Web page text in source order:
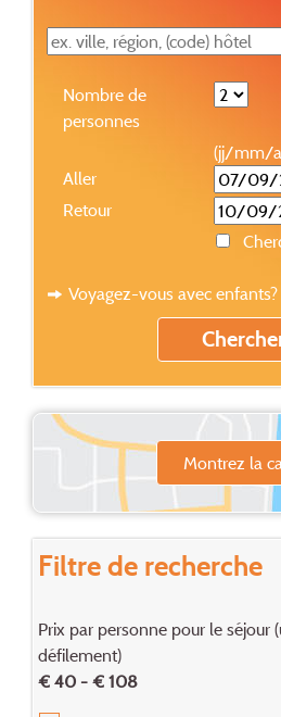
Nombre de
personnes
(jj/mm/
Aller
Retour
Voyagez-vous avec enfants?
Montrez la
Filtre de recherche
Prix par personne pour le séjour
défilement)
€ 40 - € 108